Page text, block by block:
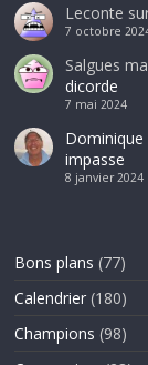
Leconte
7 octobre
Salgues
dicorde
7 mai 2024
Dominique
impasse
8 janvier 2024
Bons plans (77)
Calendrier (180)
Champions (98)